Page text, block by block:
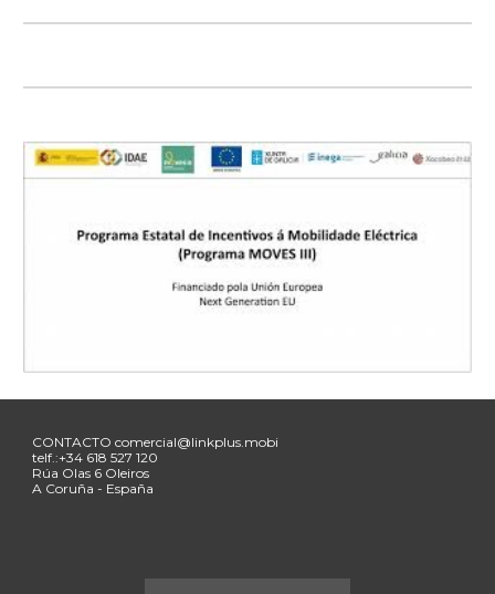
CONTACTOcomercial@linkplus.mobi
telf.:+34 618 527 120
Rúa Olas 6 Oleiros
A Coruña - España